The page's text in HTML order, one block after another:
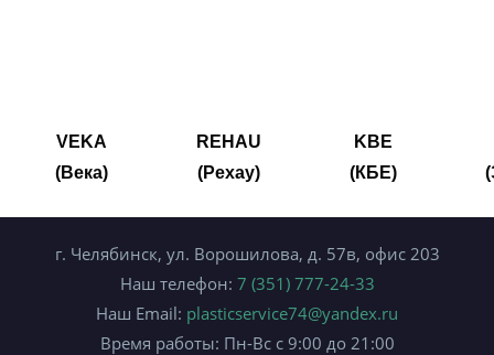
VEKA
(Века)
REHAU
(Рехау)
KBE
(КБЕ)
г. Челябинск, ул. Ворошилова, д. 57в, офис 203
Наш телефон: 7 (351) 777-24-33
Наш Email: plasticservice74@yandex.ru
Время работы: Пн-Вс с 9:00 до 21:00